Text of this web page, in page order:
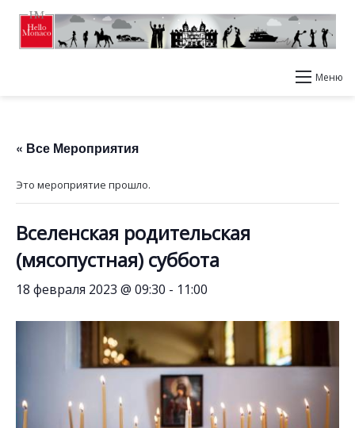
Меню
« Все Мероприятия
Это мероприятие прошло.
Вселенская родительская
(мясопустная) суббота
18 февраля 2023 @ 09:30 - 11:00